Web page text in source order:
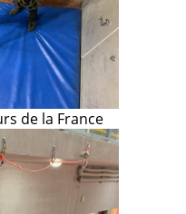
de la France